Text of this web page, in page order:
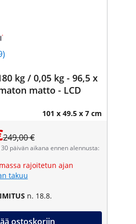
kg / 0,05 kg - 96,5 x
matto - LCD
101 x 49.5 x 7 cm
249,00 €
päivän aikana ennen alennusta:
rajoitetun ajan
takuu
n. 18.8.
ostoskoriin